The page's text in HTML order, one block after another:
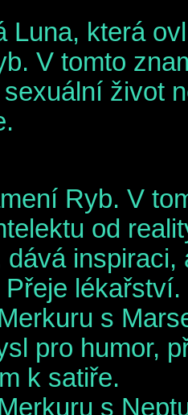
Luna, která
V tomto
život
Ryb. V
od
lékařství.
s
pro humor,
k satiře.
s